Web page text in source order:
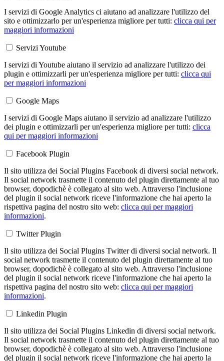
I servizi di Google Analytics ci aiutano ad analizzare l'utilizzo del
sito e ottimizzarlo per un'esperienza migliore per tutti: clicca qui per
maggiori informazioni
Servizi Youtube
I servizi di Youtube aiutano il servizio ad analizzare l'utilizzo dei
plugin e ottimizzarli per un'esperienza migliore per tutti: clicca qui
per maggiori informazioni
Google Maps
I servizi di Google Maps aiutano il servizio ad analizzare l'utilizzo
dei plugin e ottimizzarli per un'esperienza migliore per tutti: clicca
qui per maggiori informazioni
Facebook Plugin
Il sito utilizza dei Social Plugins Facebook di diversi social network.
Il social network trasmette il contenuto del plugin direttamente al tuo
browser, dopodichè è collegato al sito web. Attraverso l'inclusione
del plugin il social network riceve l'informazione che hai aperto la
rispettiva pagina del nostro sito web: clicca qui per maggiori
informazioni.
Twitter Plugin
Il sito utilizza dei Social Plugins Twitter di diversi social network. Il
social network trasmette il contenuto del plugin direttamente al tuo
browser, dopodichè è collegato al sito web. Attraverso l'inclusione
del plugin il social network riceve l'informazione che hai aperto la
rispettiva pagina del nostro sito web: clicca qui per maggiori
informazioni.
Linkedin Plugin
Il sito utilizza dei Social Plugins Linkedin di diversi social network.
Il social network trasmette il contenuto del plugin direttamente al tuo
browser, dopodichè è collegato al sito web. Attraverso l'inclusione
del plugin il social network riceve l'informazione che hai aperto la